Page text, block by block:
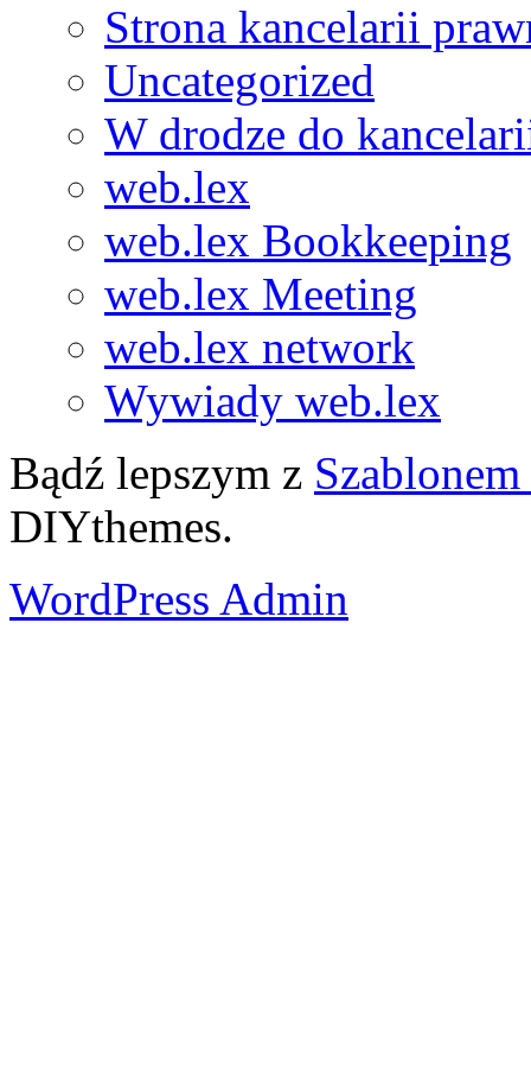
Strona kancelarii
Uncategorized
W drodze do
web.lex
web.lex Bookkeeping
web.lex Meeting
web.lex network
Wywiady web.lex
Bądź lepszym z
DIYthemes.
WordPress Admin